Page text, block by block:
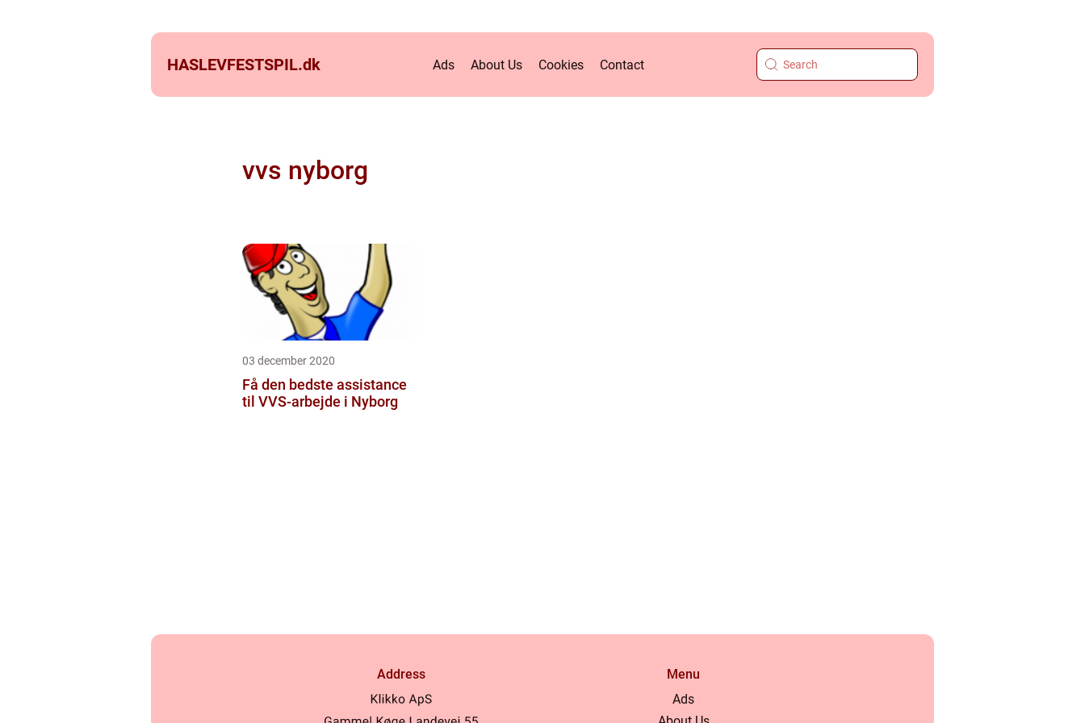
HASLEVFESTSPIL.dk Ads About Us Cookies Contact
vvs nyborg
03 december 2020
Få den bedste assistance
til VVS-arbejde i Nyborg
Address
Menu
Ads